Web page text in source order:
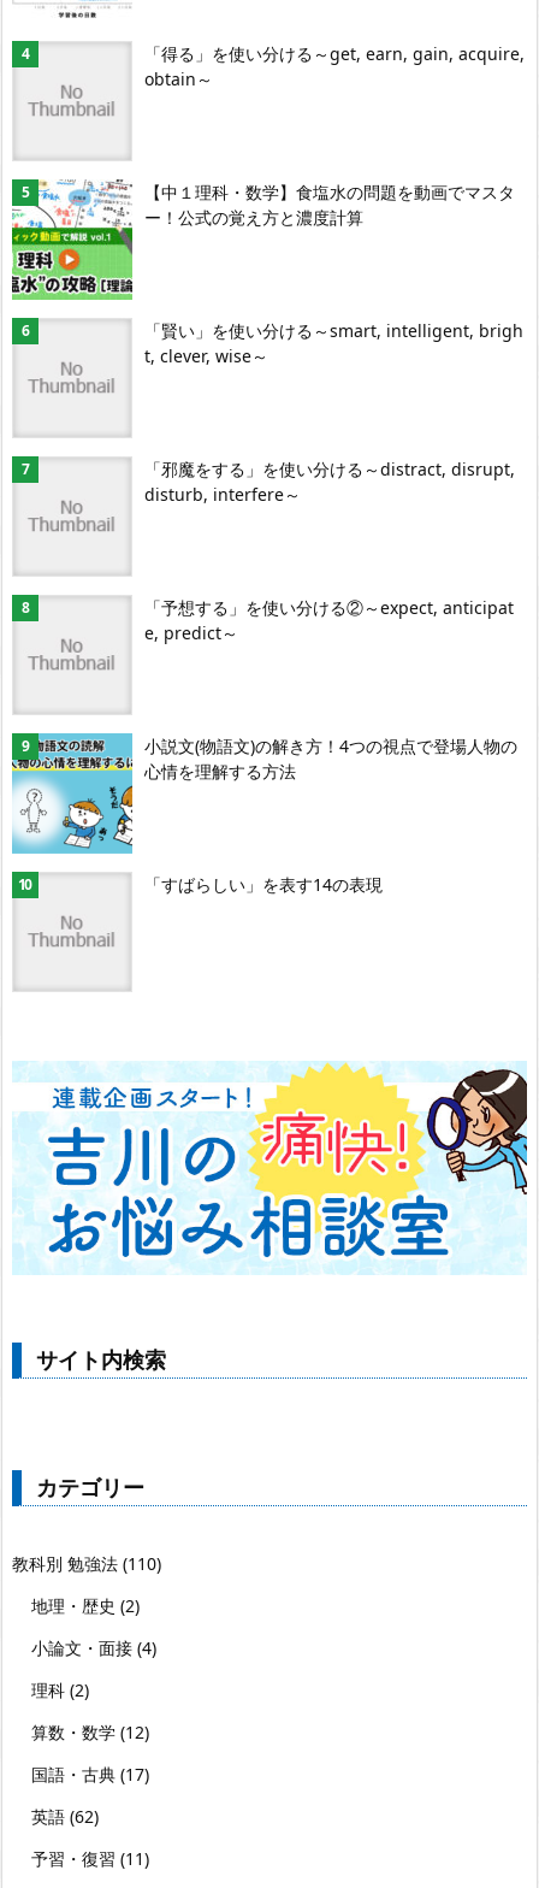
「得る」を使い分ける～get, earn, gain, acquire,
obtain～
【中１理科・数学】食塩水の問題を動画でマスタ
ー！公式の覚え方と濃度計算
「賢い」を使い分ける～smart, intelligent, brigh
t, clever, wise～
「邪魔をする」を使い分ける～distract, disrupt,
disturb, interfere～
「予想する」を使い分ける②～expect, anticipat
e, predict～
小説文(物語文)の解き方！4つの視点で登場人物の
心情を理解する方法
「すばらしい」を表す14の表現
サイト内検索
カテゴリー
教科別 勉強法 (110)
地理・歴史 (2)
小論文・面接 (4)
理科 (2)
算数・数学 (12)
国語・古典 (17)
英語 (62)
予習・復習 (11)